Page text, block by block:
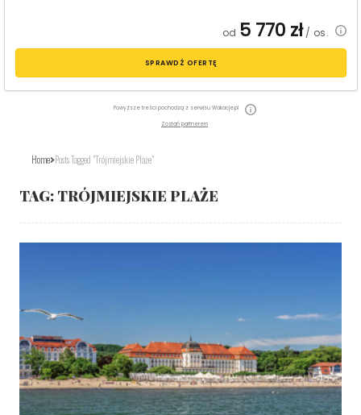
od 5 770 zł/ os.
SPRAWDŹ OFERTĘ
Powyższe treści pochodzą z serwisu Wakacje.pl
Zostań partnerem
Home Posts Tagged "trójmiejskie Plaże"
TAG: TRÓJMIEJSKIE PLAŻE